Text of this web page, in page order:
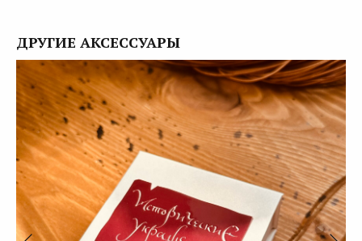
ДРУГИЕ АКСЕССУАРЫ